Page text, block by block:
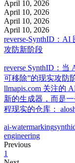
April 10, 2026
April 10, 2026
April 10, 2026
April 10, 2026
reverse-SynthID：
攻防新阶段
reverse SynthID：当
可移除”的现实攻防
llmapis.com 关注的
新的生成器，而是
程现实的仓库：
ai-watermarking
engineering
Previous
1